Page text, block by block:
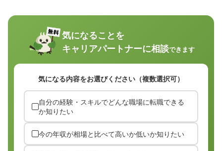
気になることを
キャリアパートナーに相談できます
気になる内容をお選びください（複数選択可）
自分の経験・スキルでどんな職場に転職できる
か知りたい
今の年収が相場と比べて高いか低いか知りたい